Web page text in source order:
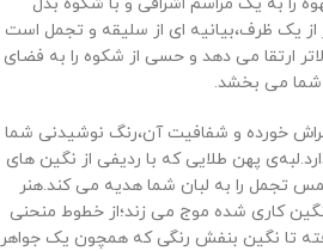
یک ظرف،بیانیه ‌ای از سلیقه و تجمل است
ارتقا می ‌دهد و حسی از شکوه را به فضای
شما می‌ بخشد.
خورده و شفافیت آن،رنگ نوشیدنی شما
پهن طلایی که با ردیفی از نگین ‌های
تجمل را به لبان شما هدیه می‌ کند.هنر
کاری شده موج می ‌زند؛از خطوط منحنی
تا نگین بنفش رنگی که همچون یک جواهر